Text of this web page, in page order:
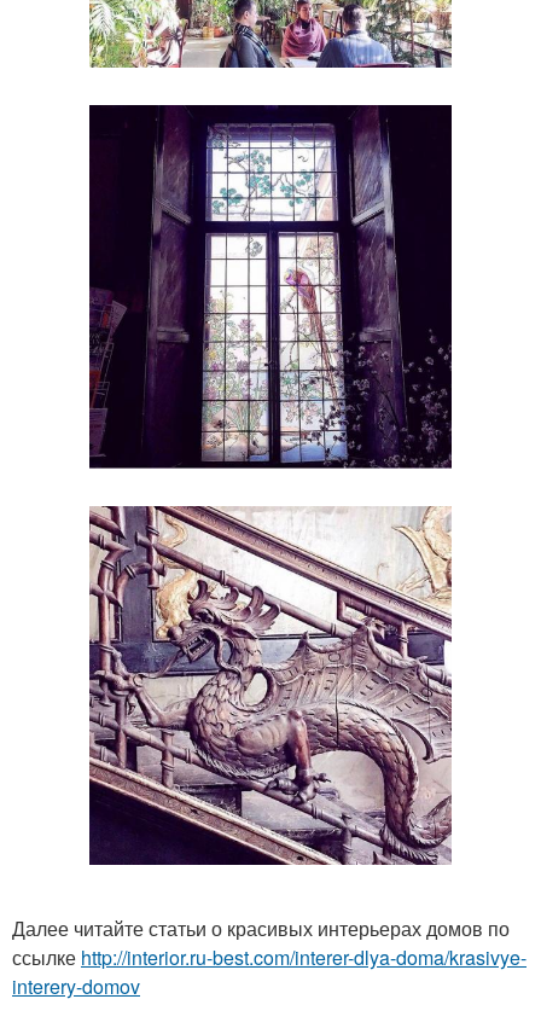
Далее читайте статьи о красивых интерьерах домов по
ссылке http://interior.ru-best.com/interer-dlya-doma/krasivye-
interery-domov